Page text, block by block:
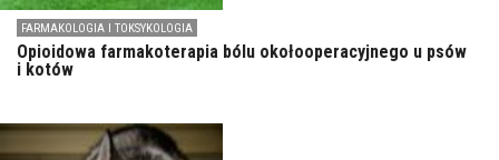
FARMAKOLOGIA I TOKSYKOLOGIA
Opioidowa farmakoterapia bólu okołooperacyjnego u psów
i kotów